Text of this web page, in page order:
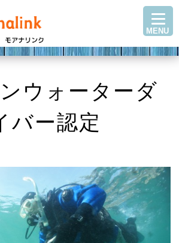
TOP
ステップアップ
ツアースケジュール
ダイビングブログ
お問い合わせ
MENU
ウォーターダ
バー認定